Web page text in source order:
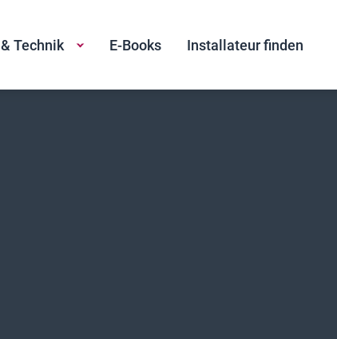
Technik E-Books Installateur finden